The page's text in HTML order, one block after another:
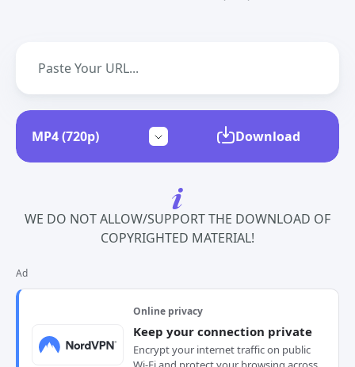
Download
WE DO NOT ALLOW/SUPPORT THE DOWNLOAD OF
COPYRIGHTED MATERIAL!
Ad
Online privacy
Keep your connection private
Encrypt your internet traffic on public